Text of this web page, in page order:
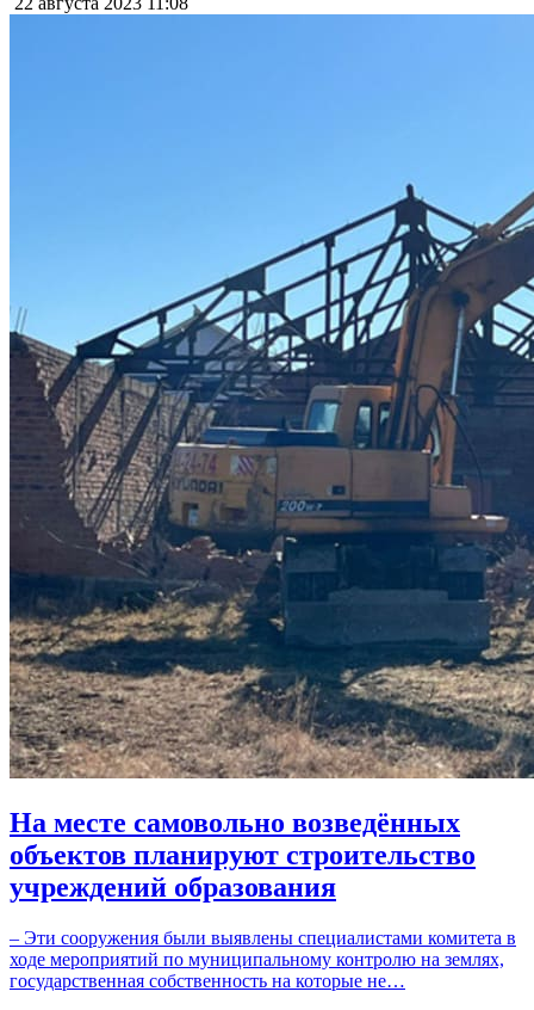
На месте самовольно возведённых
объектов планируют строительство
учреждений образования
– Эти сооружения были выявлены специалистами комитета в
ходе мероприятий по муниципальному контролю на землях,
государственная собственность на которые не…